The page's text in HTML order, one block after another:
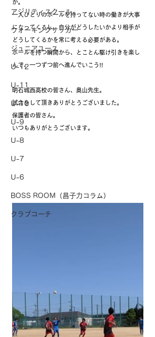
アジリティスクール
ウォーキングサッカー
ジュニアユース
U-12
U-11
U-10
U-9
U-8
U-7
U-6
BOSS ROOM（昌子力コラム）
クラブコーチ
か。
一人ひとりのボールを持ってない時の働きが大事
になってくるし、自分がどうしたいかより相手が
どうしてくるかを常に考える必要がある。
ボールを持つ瞬間から、とことん駆け引きを楽し
んで、一つずつ前へ進んでいこう!!
明石城西高校の皆さん、奥山先生。
試合をして頂きありがとうございました。
保護者の皆さん。
いつもありがとうございます。